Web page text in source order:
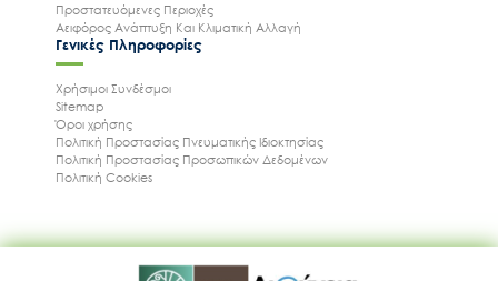
Προστατευόμενες Περιοχές
Αειφόρος Ανάπτυξη Και Κλιματική Αλλαγή
Γενικές Πληροφορίες
Χρήσιμοι Συνδέσμοι
Sitemap
Όροι χρήσης
Πολιτική Προστασίας Πνευματικής Ιδιοκτησίας
Πολιτική Προστασίας Προσωπικών Δεδομένων
Πολιτική Cookies